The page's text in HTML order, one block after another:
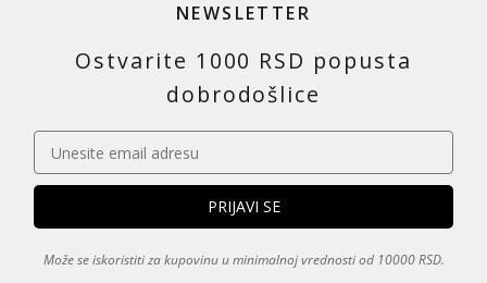
NEWSLETTER
Ostvarite 1000 RSD popusta
dobrodošlice
Može se iskoristiti za kupovinu u minimalnoj vrednosti od 10000 RSD.